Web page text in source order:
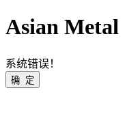
Asian Metal
系统错误！